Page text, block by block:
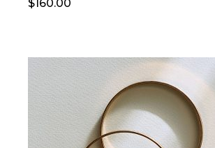
$160.00